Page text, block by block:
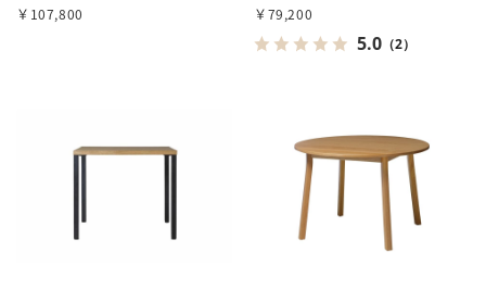
￥107,800
￥79,200
5.0 （2）